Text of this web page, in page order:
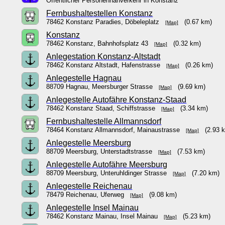
Fernbushaltestellen Konstanz
78462 Konstanz Paradies, Döbeleplatz[Map] (0.67 km)
Konstanz
78462 Konstanz, Bahnhofsplatz 43[Map] (0.32 km)
Anlegestation Konstanz-Altstadt
78462 Konstanz Altstadt, Hafenstrasse[Map] (0.26 km)
Anlegestelle Hagnau
88709 Hagnau, Meersburger Strasse[Map] (9.69 km)
Anlegestelle Autofähre Konstanz-Staad
78462 Konstanz Staad, Schiffstrasse[Map] (3.34 km)
Fernbushaltestelle Allmannsdorf
78464 Konstanz Allmannsdorf, Mainaustrasse[Map] (2.93
Anlegestelle Meersburg
88709 Meersburg, Unterstadtstrasse[Map] (7.53 km)
Anlegestelle Autofähre Meersburg
88709 Meersburg, Unteruhldinger Strasse[Map] (7.20 km)
Anlegestelle Reichenau
78479 Reichenau, Uferweg[Map] (9.08 km)
Anlegestelle Insel Mainau
78462 Konstanz Mainau, Insel Mainau[Map] (5.23 km)